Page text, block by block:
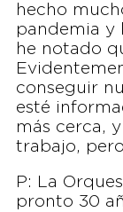
hecho
pandemia y
he notado
conseguir
esté
más cerca,
trabajo,
P: La
pronto 30